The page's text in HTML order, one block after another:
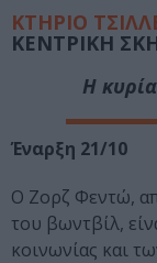
ΚΤΗΡΙΟ
ΚΕΝΤΡΙΚΗ
Η
Έναρξη 21/10
Ο Ζορζ Φεντώ,
του βωντβίλ,
κοινωνίας και